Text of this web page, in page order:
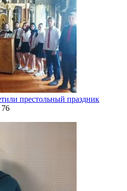
престольный праздник
76